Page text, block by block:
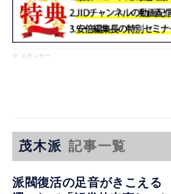
※ スポンサー
茂木派 記事一覧
派閥復活の足音がきこえ